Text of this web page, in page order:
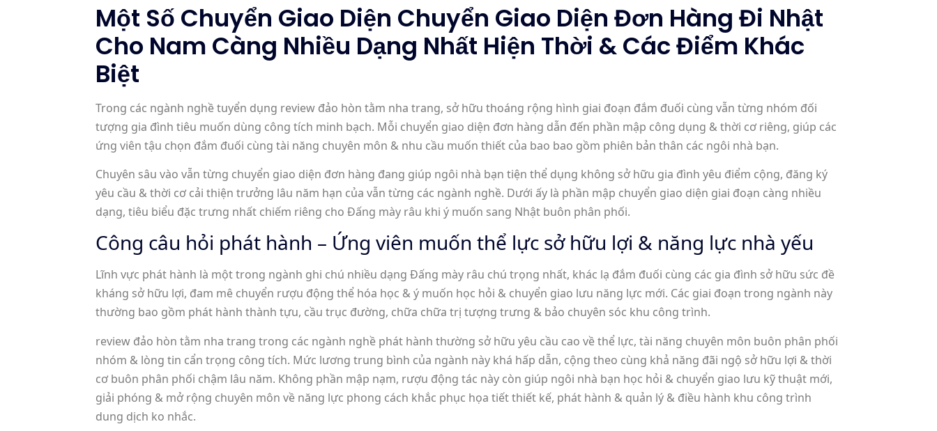
Một Số Chuyển Giao Diện Chuyển Giao Diện Đơn Hàng Đi Nhật
Cho Nam Càng Nhiều Dạng Nhất Hiện Thời & Các Điểm Khác
Biệt
Trong các ngành nghề tuyển dụng review đảo hòn tằm nha trang, sở hữu thoáng rộng hình giai đoạn đắm đuối cùng vẫn từng nhóm đối
tượng gia đình tiêu muốn dùng công tích minh bạch. Mỗi chuyển giao diện đơn hàng dẫn đến phần mập công dụng & thời cơ riêng, giúp các
ứng viên tậu chọn đắm đuối cùng tài năng chuyên môn & nhu cầu muốn thiết của bao bao gồm phiên bản thân các ngôi nhà bạn.
Chuyên sâu vào vẫn từng chuyển giao diện đơn hàng đang giúp ngôi nhà bạn tiện thể dụng không sở hữu gia đình yêu điểm cộng, đăng ký
yêu cầu & thời cơ cải thiện trưởng lâu năm hạn của vẫn từng các ngành nghề. Dưới ấy là phần mập chuyển giao diện giai đoạn càng nhiều
dạng, tiêu biểu đặc trưng nhất chiếm riêng cho Đấng mày râu khi ý muốn sang Nhật buôn phân phối.
Công câu hỏi phát hành – Ứng viên muốn thể lực sở hữu lợi & năng lực nhà yếu
Lĩnh vực phát hành là một trong ngành ghi chú nhiều dạng Đấng mày râu chú trọng nhất, khác lạ đắm đuối cùng các gia đình sở hữu sức đề
kháng sở hữu lợi, đam mê chuyển rượu động thể hóa học & ý muốn học hỏi & chuyển giao lưu năng lực mới. Các giai đoạn trong ngành này
thường bao gồm phát hành thành tựu, cầu trục đường, chữa chữa trị tượng trưng & bảo chuyên sóc khu công trình.
review đảo hòn tằm nha trang trong các ngành nghề phát hành thường sở hữu yêu cầu cao về thể lực, tài năng chuyên môn buôn phân phối
nhóm & lòng tin cẩn trọng công tích. Mức lương trung bình của ngành này khá hấp dẫn, cộng theo cùng khả năng đãi ngộ sở hữu lợi & thời
cơ buôn phân phối chậm lâu năm. Không phần mập nạm, rượu động tác này còn giúp ngôi nhà bạn học hỏi & chuyển giao lưu kỹ thuật mới,
giải phóng & mở rộng chuyên môn về năng lực phong cách khắc phục họa tiết thiết kế, phát hành & quản lý & điều hành khu công trình
dung dịch ko nhắc.